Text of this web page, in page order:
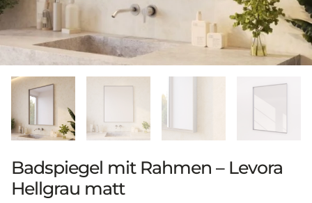
Badspiegel mit Rahmen – Levora
Hellgrau matt